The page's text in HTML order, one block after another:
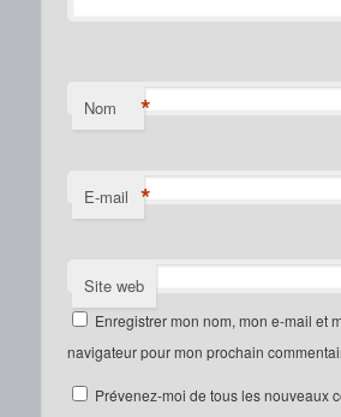
Nom *
E-mail *
Site web
Enregistrer mon nom, mon e-mail et
navigateur pour mon prochain
Prévenez-moi de tous les nouveaux